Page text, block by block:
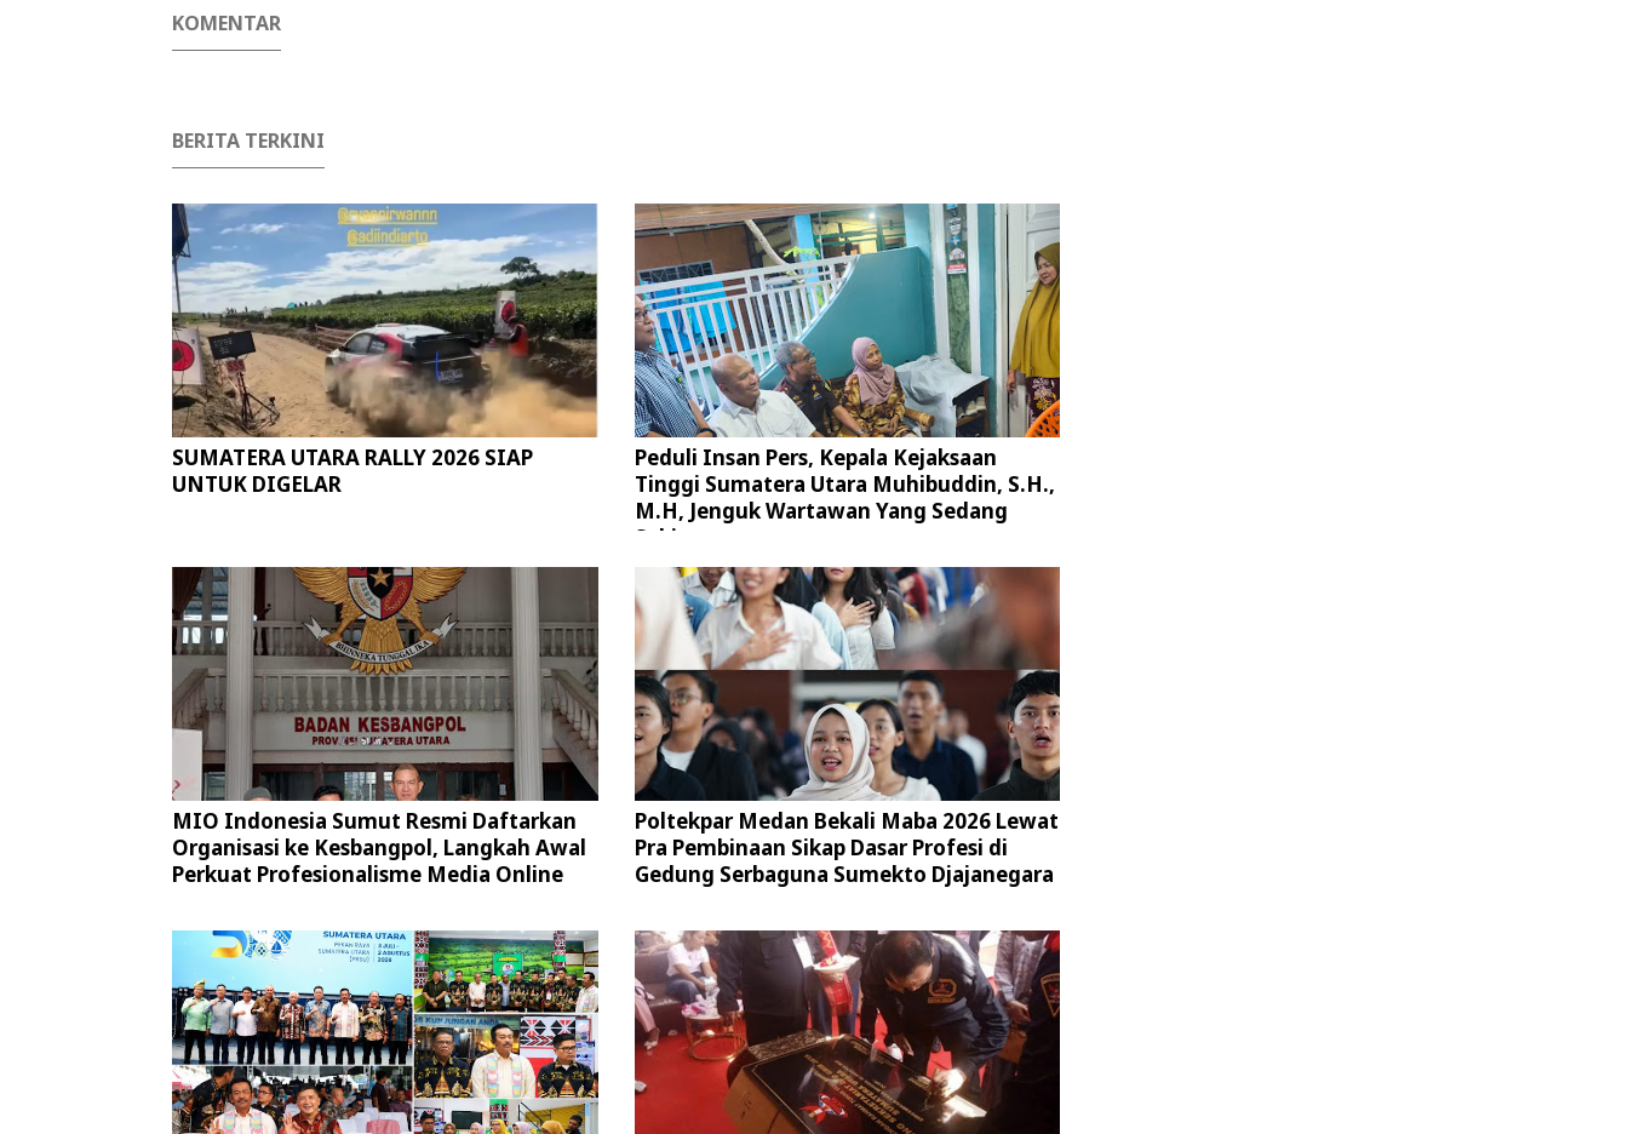
KOMENTAR
BERITA TERKINI
SUMATERA UTARA RALLY 2026 SIAP
UNTUK DIGELAR
Peduli Insan Pers, Kepala Kejaksaan
Tinggi Sumatera Utara Muhibuddin, S.H.,
M.H, Jenguk Wartawan Yang Sedang
Sakit
MIO Indonesia Sumut Resmi Daftarkan
Organisasi ke Kesbangpol, Langkah Awal
Perkuat Profesionalisme Media Online
Poltekpar Medan Bekali Maba 2026 Lewat
Pra Pembinaan Sikap Dasar Profesi di
Gedung Serbaguna Sumekto Djajanegara